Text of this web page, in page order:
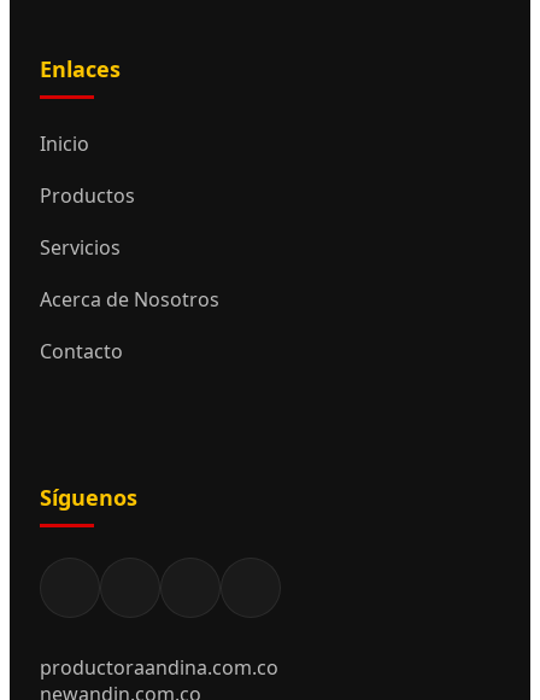
Enlaces
Inicio
Productos
Servicios
Acerca de Nosotros
Contacto
Síguenos
productoraandina.com.co
newandin.com.co